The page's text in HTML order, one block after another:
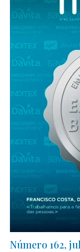
Número 162,